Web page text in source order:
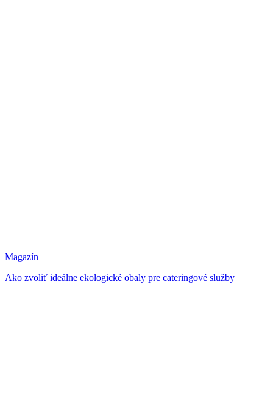
Magazín
Ako zvoliť ideálne ekologické obaly pre cateringové služby